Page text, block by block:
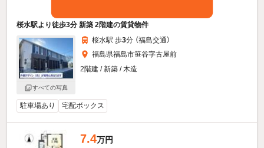
桜水駅より徒歩3分 新築 2階建の賃貸物件
すべての写真
桜水駅 歩3分 （福島交通）
福島県福島市笹谷字古屋前
2階建 / 新築 / 木造
駐車場あり 宅配ボックス
7.4万円